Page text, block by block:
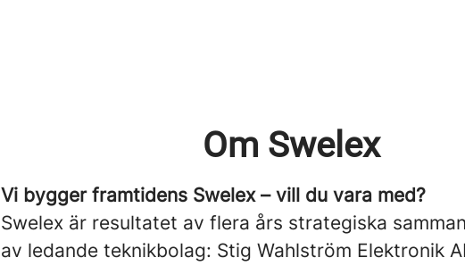
Om Swelex
Vi bygger framtidens Swelex – vill du vara med?
Swelex är resultatet av flera års strategiska
av ledande teknikbolag: Stig Wahlström Elektronik